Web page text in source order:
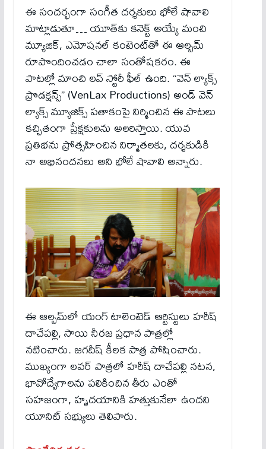
ఈ సందర్భంగా సంగీత దర్శకులు భోలే షావాలి
మాట్లాడుతూ… యూత్‌కు కనెక్ట్ అయ్యే మంచి
మ్యూజిక్, ఎమోషనల్ కంటెంట్‌తో ఈ ఆల్బమ్
రూపొందించడం చాలా సంతోషకరం. ఈ
పాటల్లో మాంచి లవ్ స్టోరీ ఫీల్ ఉంది. “వెన్ ల్యాక్స్
ప్రొడక్షన్స్” (VenLax Productions) అండ్ వెన్
ల్యాక్స్ మ్యూజిక్స్ పతాకంపై నిర్మించిన ఈ పాటలు
కచ్చితంగా ప్రేక్షకులను అలరిస్తాయి. యువ
ప్రతిభను ప్రోత్సహించిన నిర్మాతలకు, దర్శకుడికి
నా అభినందనలు అని భోలే షావాలి అన్నారు.
ఈ ఆల్బమ్‌లో యంగ్ టాలెంటెడ్ ఆర్టిస్టులు హరీష్
దాచేపల్లి, సాయి నీరజ ప్రధాన పాత్రల్లో
నటించారు. జగదీష్ కీలక పాత్ర పోషించారు.
ముఖ్యంగా లవర్ పాత్రలో హరీష్ దాచేపల్లి నటన,
భావోద్వేగాలను పలికించిన తీరు ఎంతో
సహజంగా, హృదయానికి హత్తుకునేలా ఉందని
యూనిట్ సభ్యులు తెలిపారు.